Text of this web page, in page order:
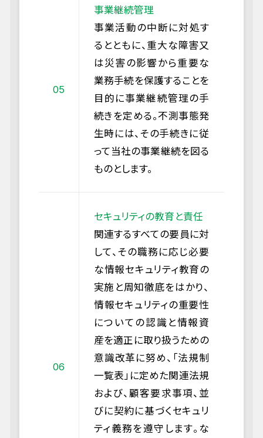
事業継続管理
事業活動の中断に対処す
るとともに、重大な障害又
は災害の影響から重要な
業務手続を保護することを
目的に事業継続管理の手
続きを定める。不測事態発
生時には、その手続きに従
って当社の事業継続を図る
ものとします。
セキュリティの教育と責任
関連するすべての要員に対
して、その職務に応じ必要
な情報セキュリティ教育の
実施と周知徹底をはかり、
情報セキュリティの重要性
についての認識と情報資
産を適正に取り扱うための
意識改革に努め、「法規制
一覧表」に定めた関連法規
および、顧客要求事項、並
びに契約に基づくセキュリ
ティ義務を遵守します。な